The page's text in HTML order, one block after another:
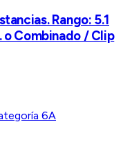
Rango: 5.1
o Combinado / Clip